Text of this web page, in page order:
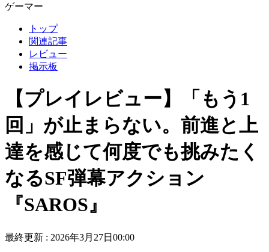
ゲーマー
トップ
関連記事
レビュー
掲示板
【プレイレビュー】「もう1
回」が止まらない。前進と上
達を感じて何度でも挑みたく
なるSF弾幕アクション
『SAROS』
最終更新 : 2026年3月27日00:00